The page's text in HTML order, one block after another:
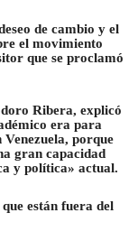
de cambio y el
el movimiento
que se proclamó
Ribera, explicó
era para
porque
gran capacidad
y política» actual.
están fuera del